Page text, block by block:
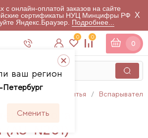
с онлайн-оплатой заказов на сайте
сертификаты НУЦ Минцифры РФ
Яндекс.Браузер. Подробнее...
X
ваш регион
Сменить
0 0
0
Аксессуары для шитья
Aurora
N201)